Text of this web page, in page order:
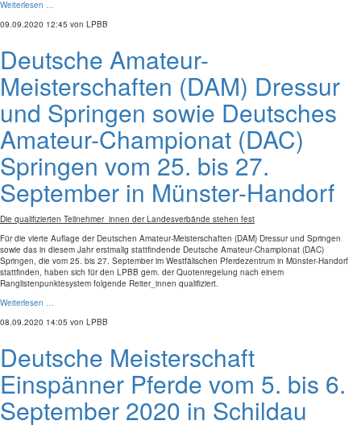
Weiterlesen …
09.09.2020 12:45 von LPBB
Deutsche Amateur-
Meisterschaften (DAM) Dressur
und Springen sowie Deutsches
Amateur-Championat (DAC)
Springen vom 25. bis 27.
September in Münster-Handorf
Die qualifizierten Teilnehmer_innen der Landesverbände stehen fest
Für die vierte Auflage der Deutschen Amateur-Meisterschaften (DAM) Dressur und Springen
sowie das in diesem Jahr erstmalig stattfindende Deutsche Amateur-Championat (DAC)
Springen, die vom 25. bis 27. September im Westfälischen Pferdezentrum in Münster-Handorf
stattfinden, haben sich für den LPBB gem. der Quotenregelung nach einem
Ranglistenpunktesystem folgende Reiter_innen qualifiziert.
Weiterlesen …
08.09.2020 14:05 von LPBB
Deutsche Meisterschaft
Einspänner Pferde vom 5. bis 6.
September 2020 in Schildau